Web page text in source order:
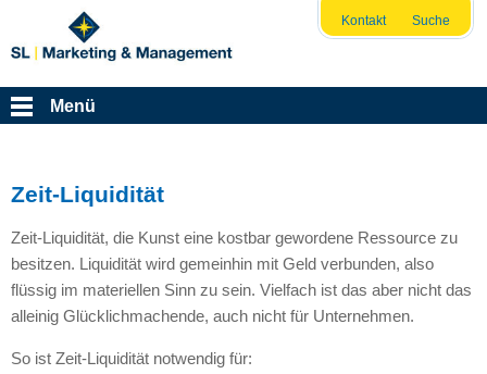
Kontakt Suche
Menü
Zeit-Liquidität
Zeit-Liquidität, die Kunst eine kostbar gewordene Ressource zu
besitzen. Liquidität wird gemeinhin mit Geld verbunden, also
flüssig im materiellen Sinn zu sein. Vielfach ist das aber nicht das
alleinig Glücklichmachende, auch nicht für Unternehmen.
So ist Zeit-Liquidität notwendig für: